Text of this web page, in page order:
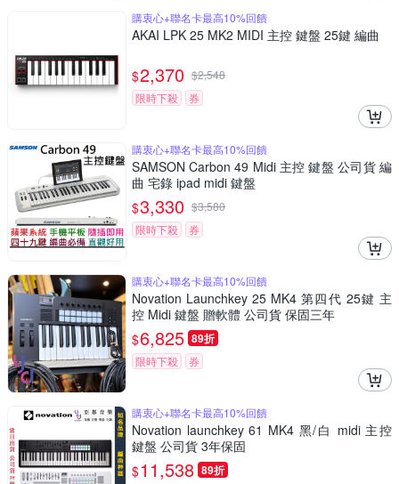
購衷心+聯名卡最高10%回饋
AKAI LPK 25 MK2 MIDI 主控 鍵盤 25鍵 編曲
$2,370 $2,548
限時下殺
券
購衷心+聯名卡最高10%回饋
SAMSON Carbon 49 Midi 主控 鍵盤 公司貨 編
曲 宅錄 ipad midi 鍵盤
$3,330 $3,580
限時下殺
券
購衷心+聯名卡最高10%回饋
Novation Launchkey 25 MK4 第四代 25鍵 主
控 Midi 鍵盤 贈軟體 公司貨 保固三年
$6,825 89折
限時下殺 券
購衷心+聯名卡最高10%回饋
Novation launchkey 61 MK4 黑/白 midi 主控
鍵盤 公司貨 3年保固
$11,538 89折